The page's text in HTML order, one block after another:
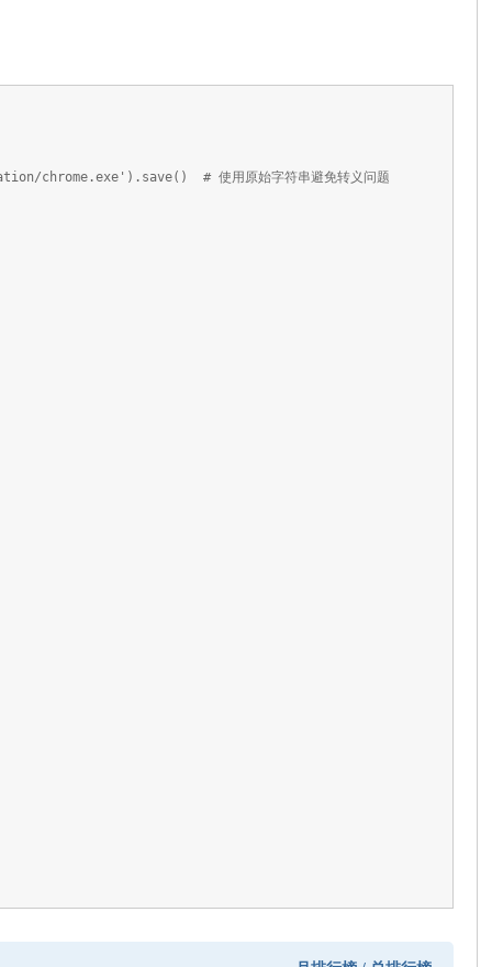
chrome.exe').save() # 使用原始字符串避免转义问题